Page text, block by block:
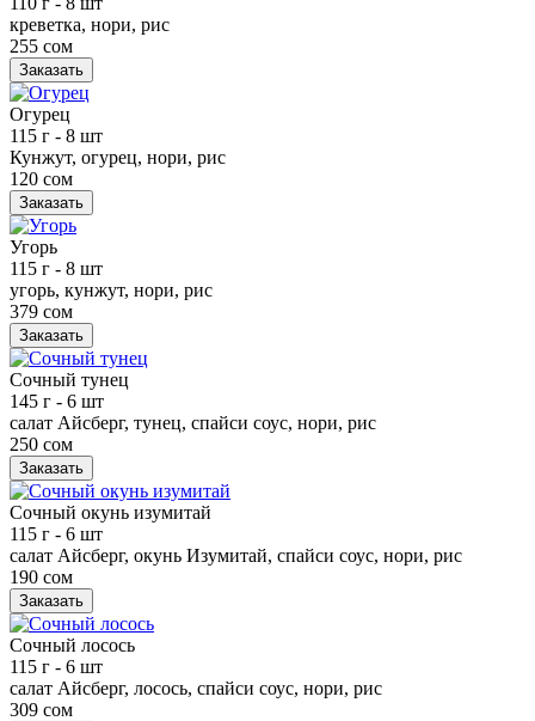
креветка, нори, рис
255 сом
Заказать
Огурец
115 г - 8 шт
Кунжут, огурец, нори, рис
120 сом
Заказать
Угорь
115 г - 8 шт
угорь, кунжут, нори, рис
379 сом
Заказать
Сочный тунец
145 г - 6 шт
салат Айсберг, тунец, спайси соус, нори, рис
250 сом
Заказать
Сочный окунь изумитай
115 г - 6 шт
салат Айсберг, окунь Изумитай, спайси соус, нори, рис
190 сом
Заказать
Сочный лосось
115 г - 6 шт
салат Айсберг, лосось, спайси соус, нори, рис
309 сом